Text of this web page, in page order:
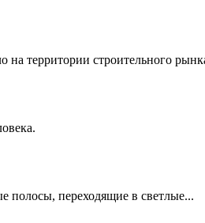
территории строительного
полосы, переходящие в светлые...